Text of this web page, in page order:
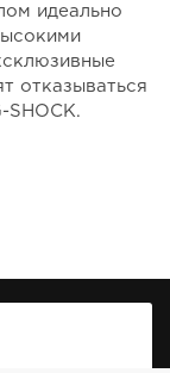
идеально
отказываться
SHOCK.